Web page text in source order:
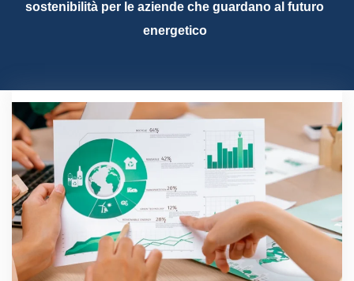
sostenibilità per le aziende che guardano al futuro
energetico